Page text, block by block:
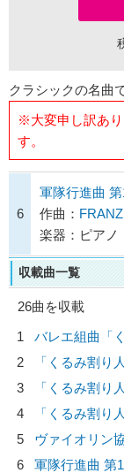
クラシックの名曲
※大変申し訳あ
す。
6
軍隊行進曲 第
作曲：
楽器：ピアノ
収載曲一覧
26曲を収載
1
バレエ組曲「
2
「くるみ割り
3
「くるみ割り
4
「くるみ割り
5
ヴァイオリン
6
軍隊行進曲 第